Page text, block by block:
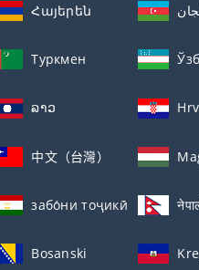
Հայերեն
Туркмен
ລາວ
中文（台灣）
забо́ни тоҷикӣ́
Bosanski